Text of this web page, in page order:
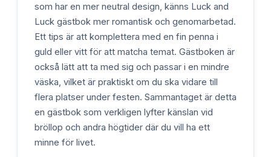
som har en mer neutral design, känns Luck and
Luck gästbok mer romantisk och genomarbetad.
Ett tips är att komplettera med en fin penna i
guld eller vitt för att matcha temat. Gästboken är
också lätt att ta med sig och passar i en mindre
väska, vilket är praktiskt om du ska vidare till
flera platser under festen. Sammantaget är detta
en gästbok som verkligen lyfter känslan vid
bröllop och andra högtider där du vill ha ett
minne för livet.